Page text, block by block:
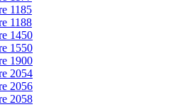
1185
1188
1450
1550
1900
2054
2056
2058